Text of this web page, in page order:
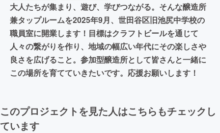
大人たちが集まり、遊び、学びつながる。そんな醸造所
兼タップルームを2025年9月、世田谷区旧池尻中学校の
職員室に開業します！目標はクラフトビールを通じて
人々の繋がりを作り、地域の幅広い年代にその楽しさや
良さを広げること。参加型醸造所として皆さんと一緒に
この場所を育てていきたいです。応援お願いします！
このプロジェクトを見た人はこちらもチェックし
ています